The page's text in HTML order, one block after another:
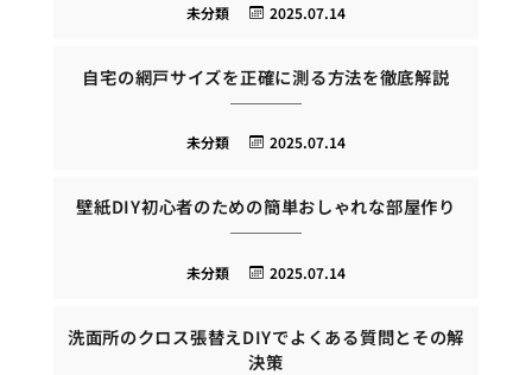
2025.07.14
未分類
自宅の網戸サイズを正確に測る方法を徹底解説
2025.07.14
未分類
壁紙DIY初心者のための簡単おしゃれな部屋作り
2025.07.14
未分類
洗面所のクロス張替えDIYでよくある質問とその解
決策